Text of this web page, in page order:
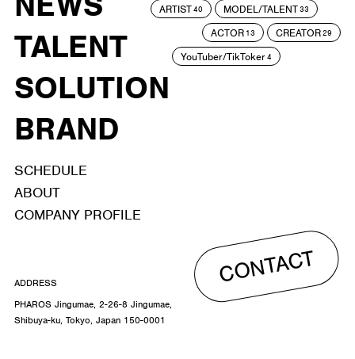
TALENT
SOLUTION
BRAND
ARTIST40 MODEL/TALENT33
ACTOR 13 CREATOR29
YouTuber/TikToker4
SCHEDULE
ABOUT
COMPANY PROFILE
CONTACT
ADDRESS
PHAROS Jingumae, 2-26-8 Jingumae,
Shibuya-ku, Tokyo, Japan 150-0001